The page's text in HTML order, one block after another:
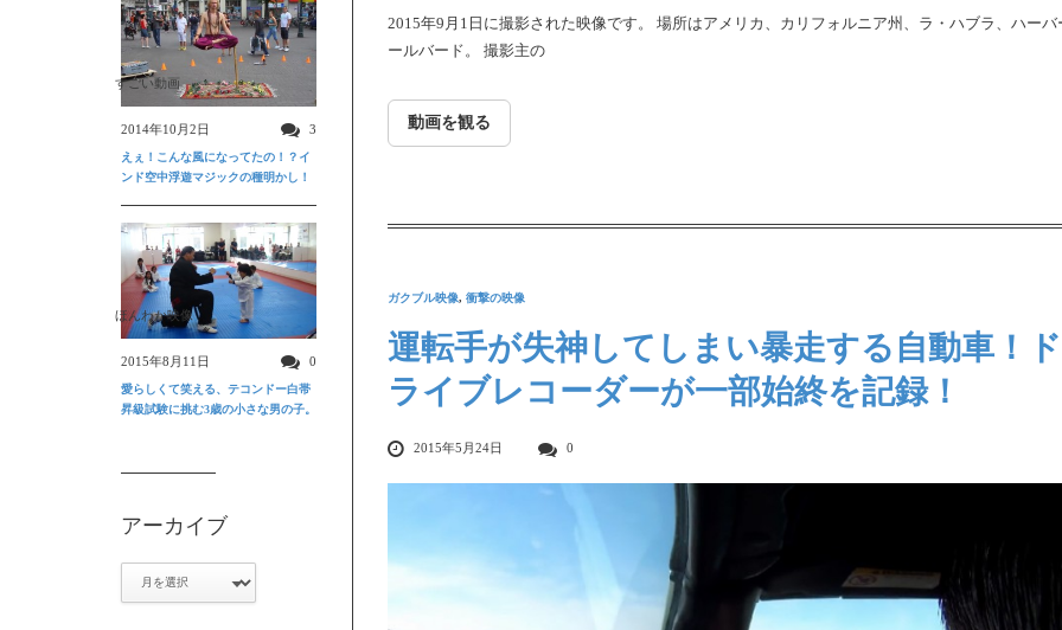
2015年9月1日に撮影された映像です。 場所はアメリカ、カリフォルニア州、ラ・ハブラ、ハーバ
ールバード。 撮影主の
動画を観る
ガクブル映像, 衝撃の映像
運転手が失神してしまい暴走する自動車！ド
ライブレコーダーが一部始終を記録！
2015年5月24日 0
すごい動画
2014年10月2日 3
えぇ！こんな風になってたの！？イ
ンド空中浮遊マジックの種明かし！
ほんわか映像
2015年8月11日 0
愛らしくて笑える、テコンドー白帯
昇級試験に挑む3歳の小さな男の子。
アーカイブ